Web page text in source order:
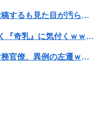
長瀬智也さん、バイク画像を投稿するも見た目が汚らしいとネットの女性たちから批判…謝罪
【画像】咲-saki-作者、ようやく『奇乳』に気付くｗｗｗｗ
【悲報】高市早苗に逆らった財務官僚、異例の左遷ｗｗｗｗｗｗｗｗ